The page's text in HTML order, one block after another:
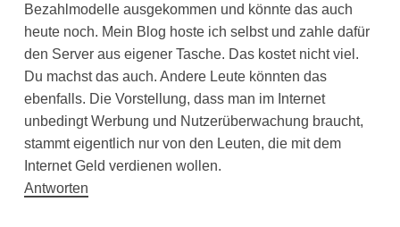
Bezahlmodelle ausgekommen und könnte das auch
heute noch. Mein Blog hoste ich selbst und zahle dafür
den Server aus eigener Tasche. Das kostet nicht viel.
Du machst das auch. Andere Leute könnten das
ebenfalls. Die Vorstellung, dass man im Internet
unbedingt Werbung und Nutzerüberwachung braucht,
stammt eigentlich nur von den Leuten, die mit dem
Internet Geld verdienen wollen.
Antworten